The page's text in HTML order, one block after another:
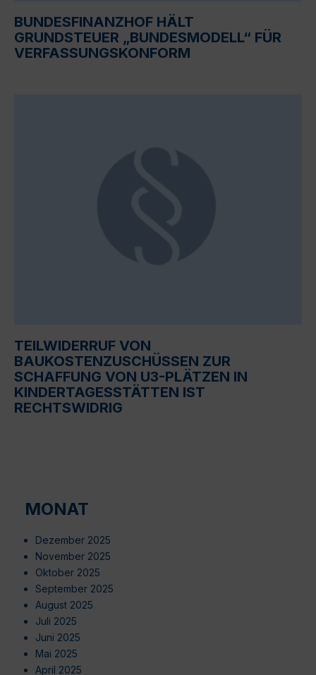
BUNDESFINANZHOF HÄLT
GRUNDSTEUER „BUNDESMODELL“ FÜR
VERFASSUNGSKONFORM
TEILWIDERRUF VON
BAUKOSTENZUSCHÜSSEN ZUR
SCHAFFUNG VON U3-PLÄTZEN IN
KINDERTAGESSTÄTTEN IST
RECHTSWIDRIG
MONAT
Dezember 2025
November 2025
Oktober 2025
September 2025
August 2025
Juli 2025
Juni 2025
Mai 2025
April 2025